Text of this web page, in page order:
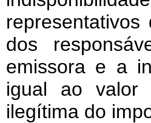
dos
emissora e a
igual ao valor
ilegítima do